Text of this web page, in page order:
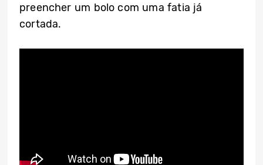
preencher um bolo com uma fatia já
cortada.